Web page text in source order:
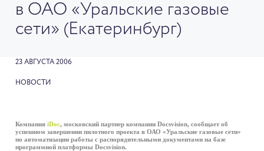
в ОАО «Уральские газовые
сети» (Екатеринбург)
23 АВГУСТА 2006
НОВОСТИ
Компания iDoc, московский партнер компании Docsvision, сообщает об
успешном завершении пилотного проекта в ОАО «Уральские газовые сети»
по автоматизации работы с распорядительными документами на базе
программной платформы Docsvision.